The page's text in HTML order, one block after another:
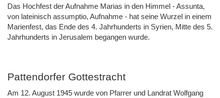
Das Hochfest der Aufnahme Marias in den Himmel - Assunta,
von lateinisch assumptio, Aufnahme - hat seine Wurzel in einem
Marienfest, das Ende des 4. Jahrhunderts in Syrien, Mitte des 5.
Jahrhunderts in Jerusalem begangen wurde.
Pattendorfer Gottestracht
Am 12. August 1945 wurde von Pfarrer und Landrat Wolfgang